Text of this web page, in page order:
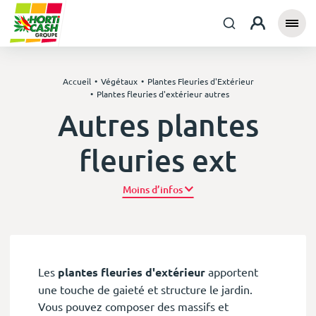
Accueil Végétaux
Plantes Fleuries d'Extérieur
Plantes fleuries d'extérieur autres
Autres plantes
fleuries ext
Plus d’infos
Les plantes fleuries d'extérieur apportent
une touche de gaieté et structure le jardin.
Vous pouvez composer des massifs et